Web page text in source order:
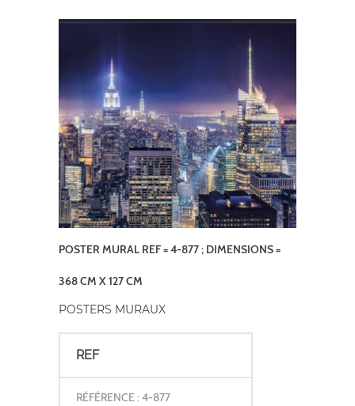
POSTER MURAL REF = 4-877 ; DIMENSIONS =
368 CM X 127 CM
POSTERS MURAUX
REF
RÉFÉRENCE : 4-877